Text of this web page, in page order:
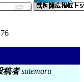
稿者sutemaru